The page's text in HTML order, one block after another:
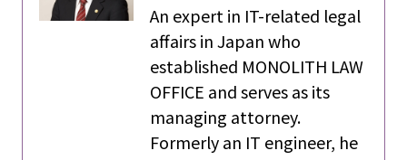
An expert in IT-related legal
affairs in Japan who
established MONOLITH LAW
OFFICE and serves as its
managing attorney.
Formerly an IT engineer, he